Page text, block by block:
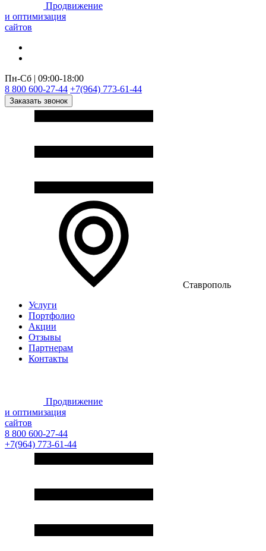
Продвижение
и оптимизация
сайтов
Пн-Сб | 09:00-18:00
8 800 600-27-44 +7(964) 773-61-44
Заказать звонок
Ставрополь
Услуги
Портфолио
Акции
Отзывы
Партнерам
Контакты
Продвижение
и оптимизация
сайтов
8 800 600-27-44
+7(964) 773-61-44